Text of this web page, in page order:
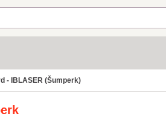
- IBLASER (Šumperk)